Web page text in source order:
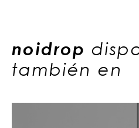
noidrop
también en